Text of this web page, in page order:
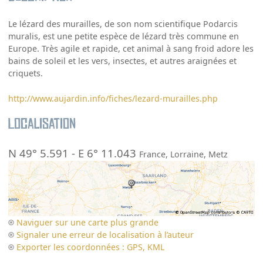
Le lézard des murailles, de son nom scientifique Podarcis
muralis, est une petite espèce de lézard très commune en
Europe. Très agile et rapide, cet animal à sang froid adore les
bains de soleil et les vers, insectes, et autres araignées et
criquets.
http://www.aujardin.info/fiches/lezard-murailles.php
Localisation
N 49° 5.591 - E 6° 11.043 France, Lorraine, Metz
Naviguer sur une carte plus grande
Signaler une erreur de localisation à l’auteur
Exporter les coordonnées : GPS, KML